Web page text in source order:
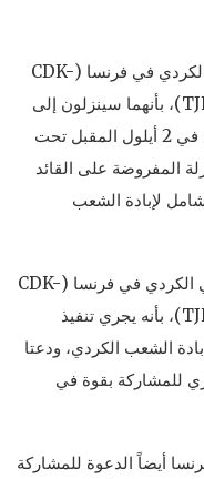
أعلن كل من مركز المجتمع الديمقراطي الكردي في فرنسا (CDK-
F) وحركة المرأة الكردية في فرنسا (TJK-F)، بأنهما سينزلون إلى
الساحات في كل من باريس وستراسبورغ في 2 أيلول المقبل تحت
المفروضة على القائد
لإبادة الشعب
وأوضح كل من مركز المجتمع الديمقراطي الكردي في فرنسا (CDK-
F) وحركة المرأة الكردية في فرنسا (TJK-F)، بأنه يجري تنفيذ
الشعب الكردي، ودعتا
للمشاركة بقوة في
أيضاً الدعوة للمشاركة